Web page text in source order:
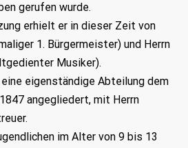
gerufen wurde.
erhielt er in dieser Zeit von
1. Bürgermeister) und Herrn
Musiker).
eigenständige Abteilung dem
angegliedert, mit Herrn
im Alter von 9 bis 13